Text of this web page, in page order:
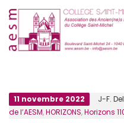
11 novembre 2022 J-F.
de l’AESM,HORIZONS,Horizons